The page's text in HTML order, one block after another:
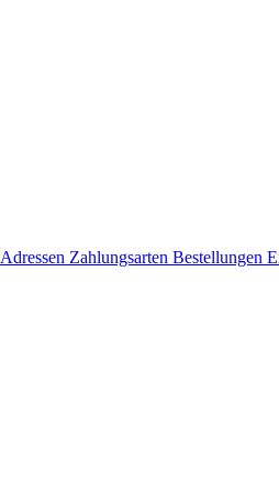
Adressen Zahlungsarten Bestellungen